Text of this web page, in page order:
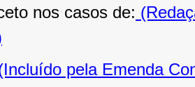
nos casos de:
pela Emenda